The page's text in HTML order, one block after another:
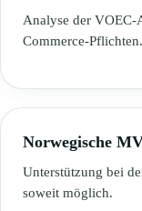
Analyse der
Commerce-Pflichten.
Norwegische
Unterstützung bei
soweit möglich.